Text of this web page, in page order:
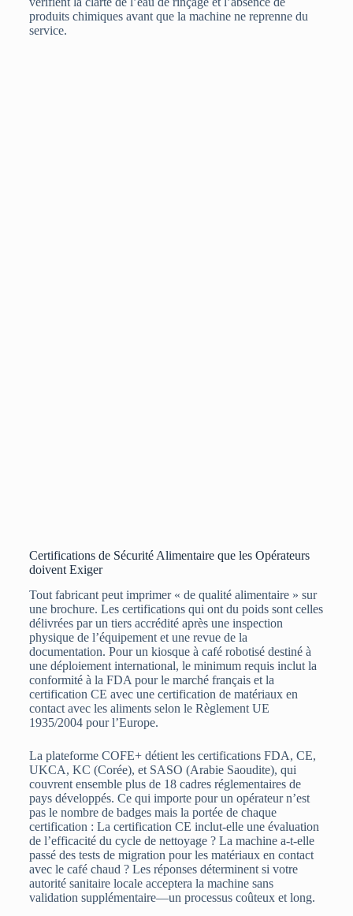
produits chimiques avant que la machine ne reprenne du
service.
Certifications de Sécurité Alimentaire que les Opérateurs
doivent Exiger
Tout fabricant peut imprimer « de qualité alimentaire » sur
une brochure. Les certifications qui ont du poids sont celles
délivrées par un tiers accrédité après une inspection
physique de l’équipement et une revue de la
documentation. Pour un kiosque à café robotisé destiné à
une déploiement international, le minimum requis inclut la
conformité à la FDA pour le marché français et la
certification CE avec une certification de matériaux en
contact avec les aliments selon le Règlement UE
1935/2004 pour l’Europe.
La plateforme COFE+ détient les certifications FDA, CE,
UKCA, KC (Corée), et SASO (Arabie Saoudite), qui
couvrent ensemble plus de 18 cadres réglementaires de
pays développés. Ce qui importe pour un opérateur n’est
pas le nombre de badges mais la portée de chaque
certification : La certification CE inclut-elle une évaluation
de l’efficacité du cycle de nettoyage ? La machine a-t-elle
passé des tests de migration pour les matériaux en contact
avec le café chaud ? Les réponses déterminent si votre
autorité sanitaire locale acceptera la machine sans
validation supplémentaire—un processus coûteux et long.